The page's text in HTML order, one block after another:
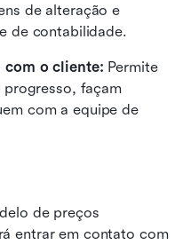
de alteração e
de contabilidade.
com o cliente: Permite
progresso, façam
com a equipe de
de preços
entrar em contato com